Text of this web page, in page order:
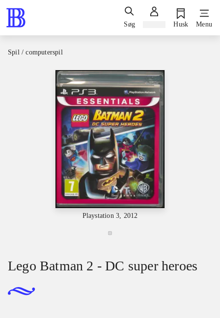
Søg Husk Menu
Spil / computerspil
Playstation 3, 2012
Lego Batman 2 - DC super heroes